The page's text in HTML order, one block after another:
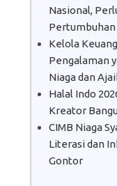
Nasional,
Pertumbuhan
Kelola
Pengalaman
Niaga dan
Halal Indo
Kreator
CIMB Niaga
Literasi dan
Gontor